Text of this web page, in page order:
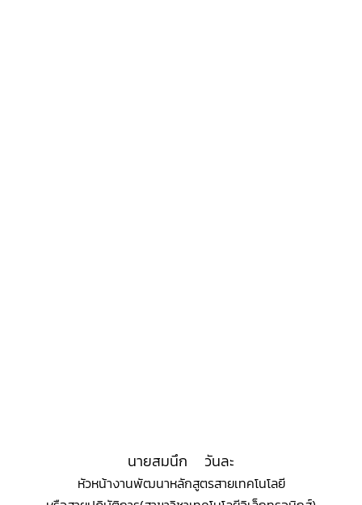
นายสมนึก วันละ
หัวหน้างานพัฒนาหลักสูตรสายเทคโนโลยี